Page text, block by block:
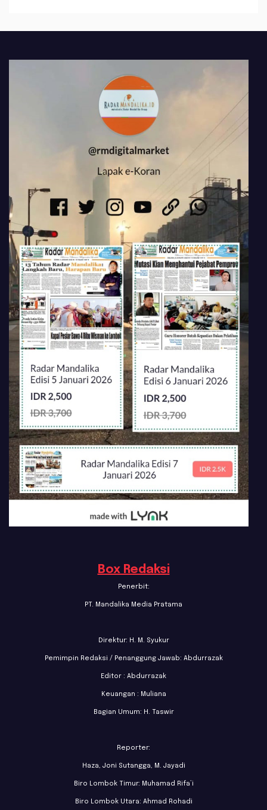
Box Redaksi
Penerbit:
PT. Mandalika Media Pratama
Direktur: H. M. Syukur
Pemimpin Redaksi / Penanggung Jawab: Abdurrazak
Editor : Abdurrazak
Keuangan : Muliana
Bagian Umum: H. Taswir
Reporter:
Haza, Joni Sutangga, M. Jayadi
Biro Lombok Timur: Muhamad Rifa’i
Biro Lombok Utara: Ahmad Rohadi